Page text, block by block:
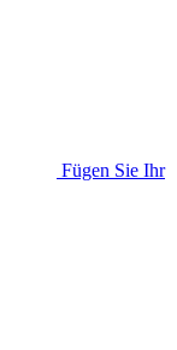
Fügen Sie Ihr